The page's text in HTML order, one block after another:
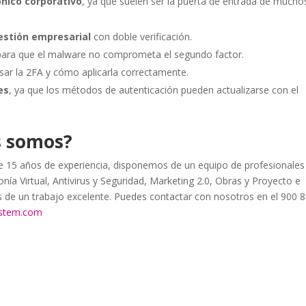
empresarial con doble verificación.
que el malware no comprometa el segundo factor.
la 2FA y cómo aplicarla correctamente.
, ya que los métodos de autenticación pueden actualizarse con el
años de experiencia, disponemos de un equipo de profesionales
Virtual, Antivirus y Seguridad, Marketing 2.0, Obras y Proyecto e
un trabajo excelente. Puedes contactar con nosotros en el 900